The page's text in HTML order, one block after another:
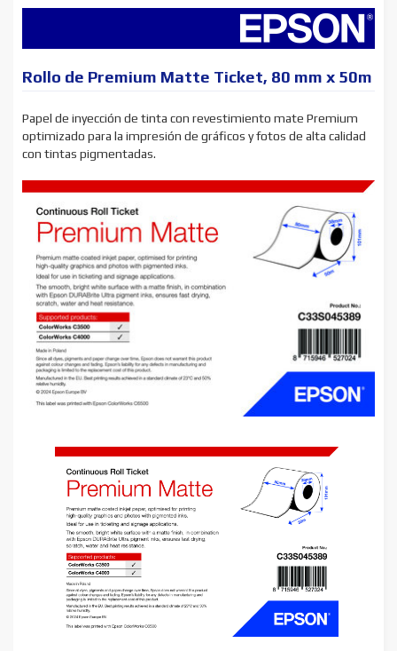
Rollo de Premium Matte Ticket, 80 mm x 50m
Papel de inyección de tinta con revestimiento mate Premium
optimizado para la impresión de gráficos y fotos de alta calidad
con tintas pigmentadas.